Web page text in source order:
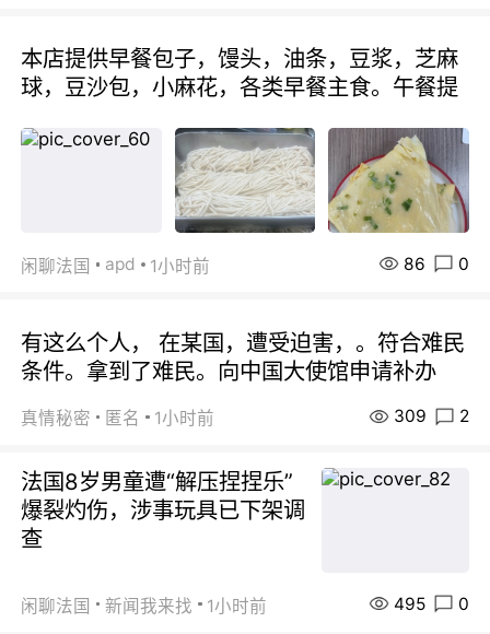
本店提供早餐包子，馒头，油条，豆浆，芝麻
球，豆沙包，小麻花，各类早餐主食。午餐提
闲聊法国 apd 1小时前 86 0
有这么个人， 在某国，遭受迫害，。符合难民
条件。拿到了难民。向中国大使馆申请补办
真情秘密 匿名 1小时前 309 2
法国8岁男童遭“解压捏捏乐”
爆裂灼伤，涉事玩具已下架调
查
闲聊法国 新闻我来找 1小时前 495 0